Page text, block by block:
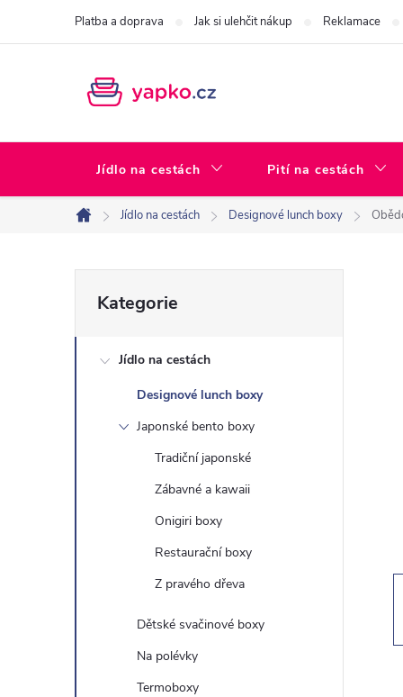
Platba a doprava Jak si ulehčit nákup Reklamace
Jídlo na cestách Pití na cestách
Domů
Jídlo na cestách Designové lunch boxy
o
kategorie
Kategorie
Jídlo na cestách
Designové lunch boxy
Japonské bento boxy
Tradiční japonské
Zábavné a kawaii
Onigiri boxy
Restaurační boxy
Z pravého dřeva
Dětské svačinové boxy
Na polévky
Termoboxy